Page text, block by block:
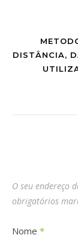
DISTÂNCIA,
O seu endereço
obrigatórios
Nome *